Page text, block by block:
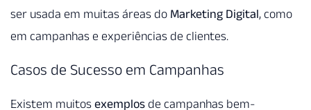
ser usada em muitas áreas do Marketing Digital, como
em campanhas e experiências de clientes.
Casos de Sucesso em Campanhas
Existem muitos exemplos de campanhas bem-